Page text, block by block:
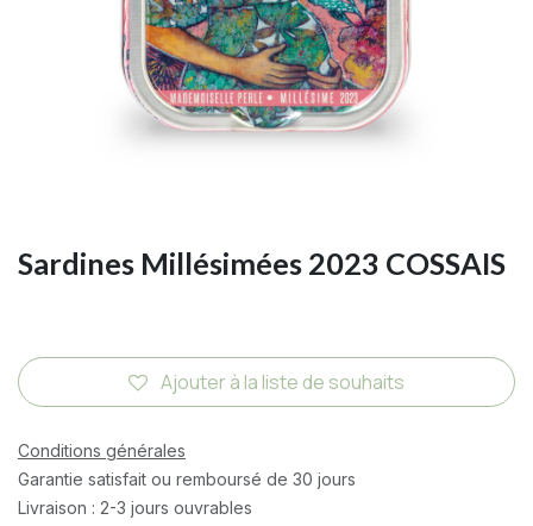
Sardines Millésimées 2023 COSSAIS
Ajouter à la liste de souhaits
Conditions générales
Garantie satisfait ou remboursé de 30 jours
Livraison : 2-3 jours ouvrables